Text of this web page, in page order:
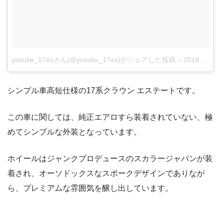
yosuke_17esさん(@yosuke_17es)がシェアした投稿 – 2018年 7月月22日午前6時52分PDT
シンプル車高短仕様の17系クラウン エステートです。
この車に関しては、純正エアロすら装着されていない、極
めてシンプルな外装となっています。
ホイールはジャンクプロデュースのスカラージャパンが装
着され、オーソドックスなスポークデザインでありなが
ら、プレミアムな雰囲気を醸し出しています。